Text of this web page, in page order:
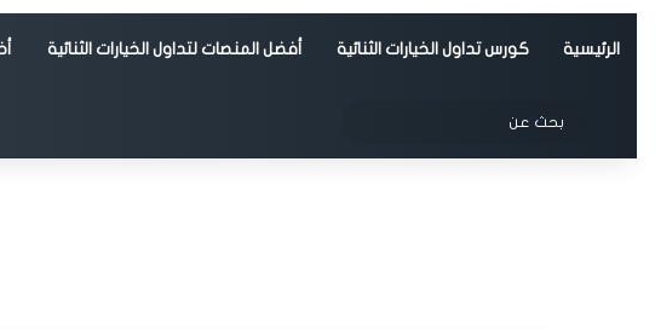
الرئيسية كورس تداول الخيارات الثنائية أفضل المنصات لتداول الخيارات الثنائية
الوضع المظلم
عن